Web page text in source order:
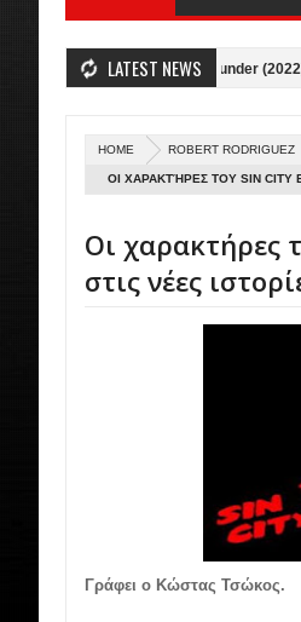
LATEST NEWS
Thor: Love and Thunder (2022)
HOME ROBERT RODRIGUEZ
ΟΙ ΧΑΡΑΚΤΉΡΕΣ ΤΟΥ SIN CITY
Οι χαρακτήρες
στις νέες
Γράφει ο Κώστας Τσώκος.